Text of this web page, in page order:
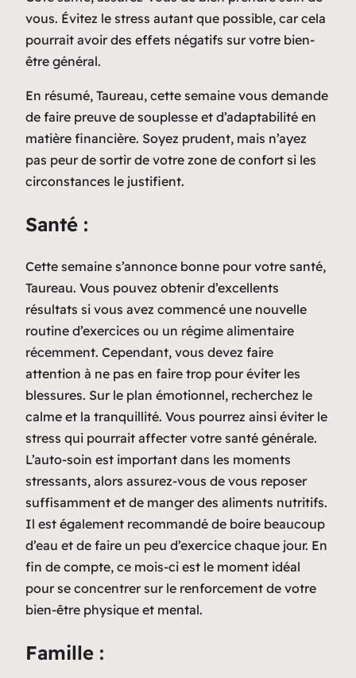
vous. Évitez le stress autant que possible, car cela
pourrait avoir des effets négatifs sur votre bien-
être général.
En résumé, Taureau, cette semaine vous demande
de faire preuve de souplesse et d’adaptabilité en
matière financière. Soyez prudent, mais n’ayez
pas peur de sortir de votre zone de confort si les
circonstances le justifient.
Santé :
Cette semaine s’annonce bonne pour votre santé,
Taureau. Vous pouvez obtenir d’excellents
résultats si vous avez commencé une nouvelle
routine d’exercices ou un régime alimentaire
récemment. Cependant, vous devez faire
attention à ne pas en faire trop pour éviter les
blessures. Sur le plan émotionnel, recherchez le
calme et la tranquillité. Vous pourrez ainsi éviter le
stress qui pourrait affecter votre santé générale.
L’auto-soin est important dans les moments
stressants, alors assurez-vous de vous reposer
suffisamment et de manger des aliments nutritifs.
Il est également recommandé de boire beaucoup
d’eau et de faire un peu d’exercice chaque jour. En
fin de compte, ce mois-ci est le moment idéal
pour se concentrer sur le renforcement de votre
bien-être physique et mental.
Famille :